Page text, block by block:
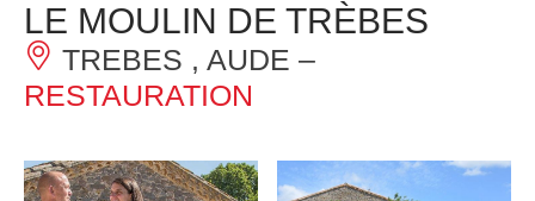
LE MOULIN DE TRÈBES
TREBES , AUDE –
RESTAURATION